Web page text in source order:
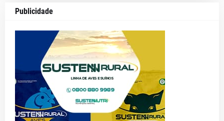
Publicidade